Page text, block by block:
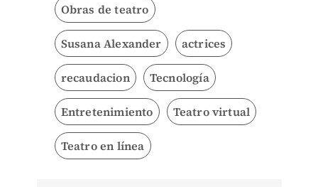
Obras de teatro
Susana Alexander actrices
recaudacion Tecnología
Entretenimiento Teatro virtual
Teatro en línea